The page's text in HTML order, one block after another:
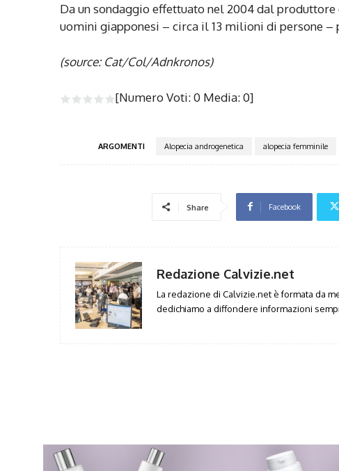
Da un sondaggio effettuato nel 2004 dal produttore
uomini giapponesi – circa il 13 milioni di persone –
(source: Cat/Col/Adnkronos)
[Numero Voti:0 Media:0]
ARGOMENTI Alopecia androgenetica alopecia femminile
Share Facebook
Redazione Calvizie.net
La redazione di Calvizie.net è formata da
dedichiamo a diffondere informazioni